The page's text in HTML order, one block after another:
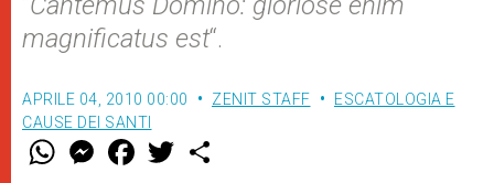
magnificatus est“.
APRILE 04, 2010 00:00 ZENIT STAFF
ESCATOLOGIA E
CAUSE DEI SANTI
W M
e
F
a w